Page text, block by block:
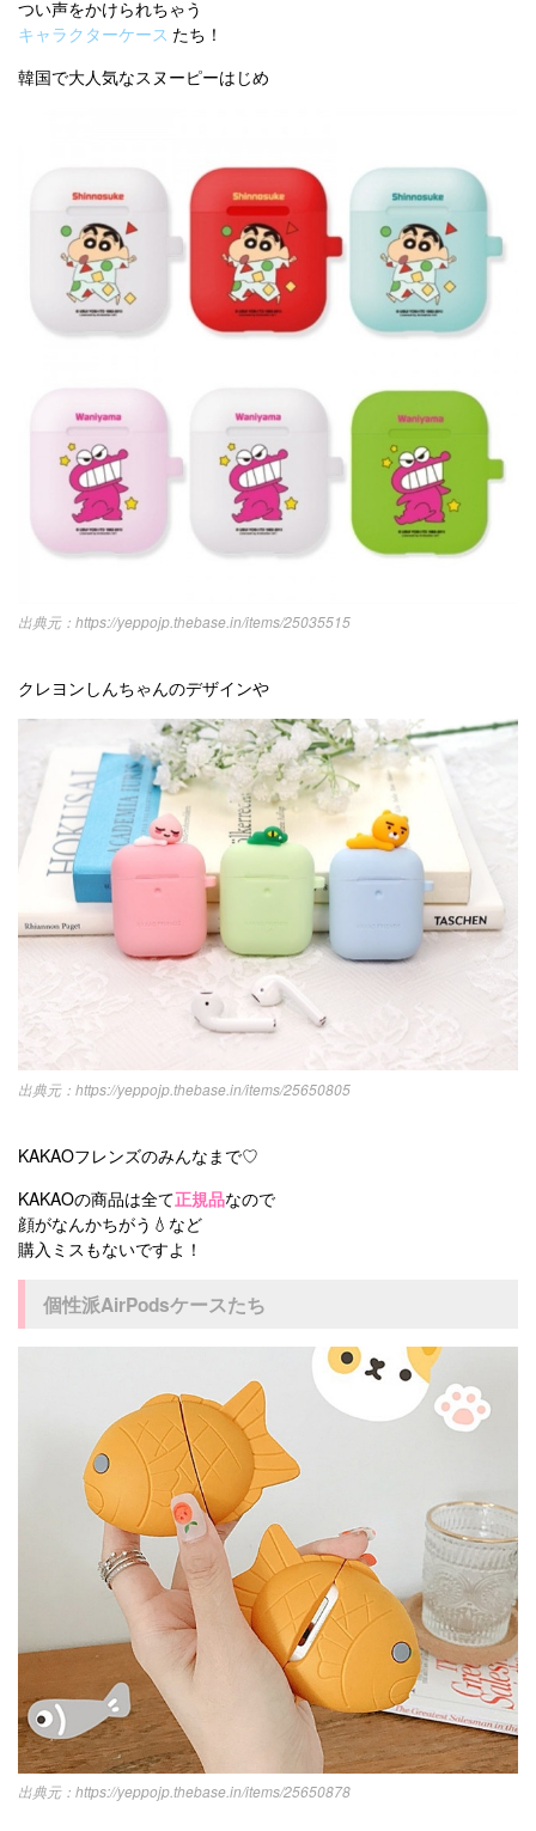
つい声をかけられちゃう
キャラクターケース たち！
韓国で大人気なスヌーピーはじめ
https://yeppojp.thebase.in/items/25035515
クレヨンしんちゃんのデザインや
https://yeppojp.thebase.in/items/25650805
KAKAOフレンズのみんなまで♡
KAKAOの商品は全て正規品なので
顔がなんかちがう💧など
購入ミスもないですよ！
個性派AirPodsケースたち
https://yeppojp.thebase.in/items/25650878